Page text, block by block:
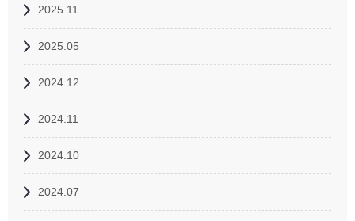
2025.11
2025.05
2024.12
2024.11
2024.10
2024.07